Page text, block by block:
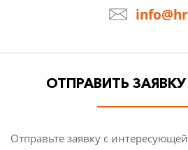
О КОМПАНИИ
НОВОСТИ
КОНТАКТЫ
ОТПРАВИТЬ
Отправьте заявку с